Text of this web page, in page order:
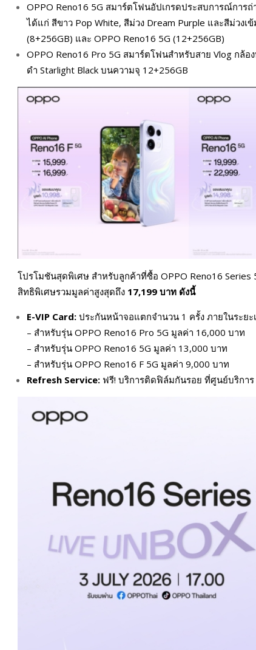
OPPO Reno16 5G สมาร์ตโฟนอัปเกรดประสบการณ์การ
ได้แก่ สีขาว Pop White, สีม่วง Dream Purple และสีม่วง
(8+256GB) และ OPPO Reno16 5G (12+256GB)
OPPO Reno16 Pro 5G สมาร์ตโฟนสำหรับสาย Vlog กล้
ดำ Starlight Black บนความจุ 12+256GB
โปรโมชันสุดพิเศษ สำหรับลูกค้าที่ซื้อ OPPO Reno16 Series
สิทธิพิเศษรวมมูลค่าสูงสุดถึง 17,199 บาท ดังนี้
E-VIP Card: ประกันหน้าจอแตกจำนวน 1 ครั้ง ภายในระยะ
– สำหรับรุ่น OPPO Reno16 Pro 5G มูลค่า 16,000 บาท
– สำหรับรุ่น OPPO Reno16 5G มูลค่า 13,000 บาท
– สำหรับรุ่น OPPO Reno16 F 5G มูลค่า 9,000 บาท
Refresh Service: ฟรี! บริการติดฟิล์มกันรอย ที่ศูนย์บริการ